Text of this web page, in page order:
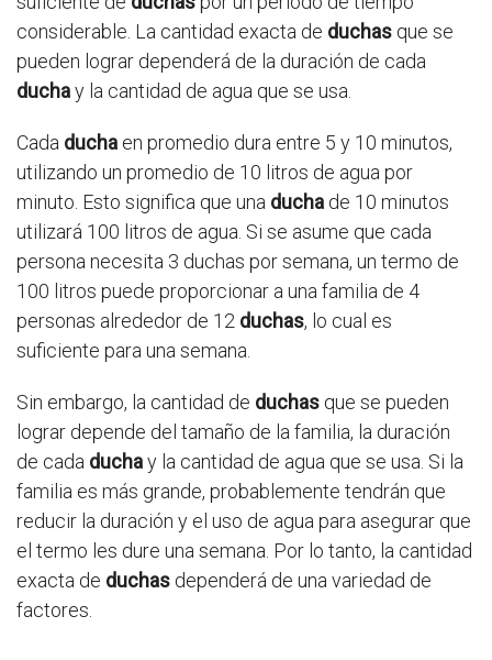
considerable. La cantidad exacta de duchas que se
pueden lograr dependerá de la duración de cada
duchay la cantidad de agua que se usa.
Cada ducha en promedio dura entre 5 y 10 minutos,
utilizando un promedio de 10 litros de agua por
minuto. Esto significa que una ducha de 10 minutos
utilizará 100 litros de agua. Si se asume que cada
persona necesita 3 duchas por semana, un termo de
100 litros puede proporcionar a una familia de 4
personas alrededor de 12 duchas, lo cual es
suficiente para una semana.
Sin embargo, la cantidad de duchas que se pueden
lograr depende del tamaño de la familia, la duración
de cada duchay la cantidad de agua que se usa. Si la
familia es más grande, probablemente tendrán que
reducir la duración y el uso de agua para asegurar que
el termo les dure una semana. Por lo tanto, la cantidad
exacta de duchas dependerá de una variedad de
factores.